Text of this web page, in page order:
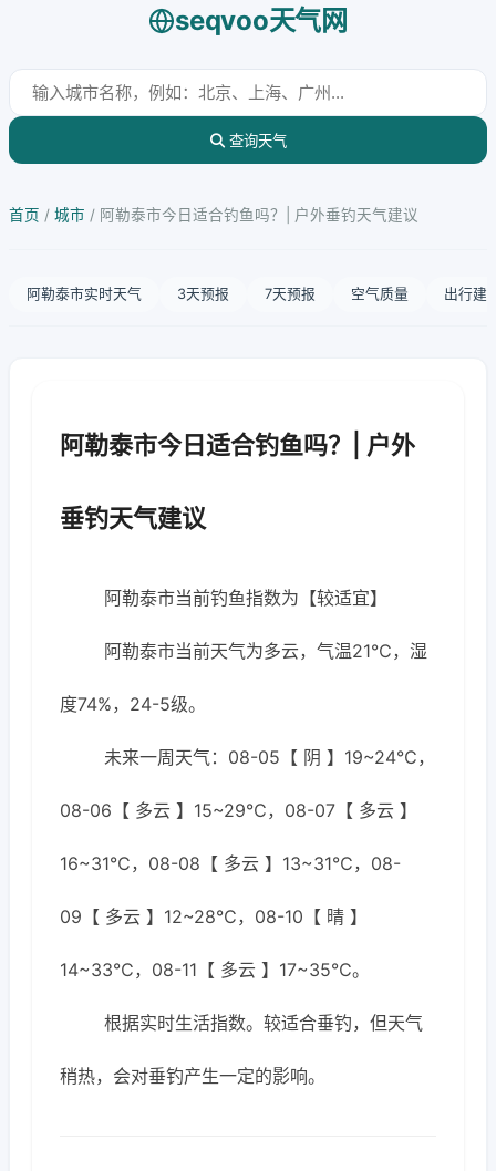
seqvoo天气网
查询天气
首页 / 城市 / 阿勒泰市今日适合钓鱼吗？| 户外垂钓天气建议
阿勒泰市实时天气 3天预报 7天预报 空气质量 出行建
阿勒泰市今日适合钓鱼吗？| 户外
垂钓天气建议
阿勒泰市当前钓鱼指数为【较适宜】
阿勒泰市当前天气为多云，气温21℃，湿
度74%，24-5级。
未来一周天气：08-05【 阴 】19~24℃，
08-06【 多云 】15~29℃，08-07【 多云 】
16~31℃，08-08【 多云 】13~31℃，08-
09【 多云 】12~28℃，08-10【 晴 】
14~33℃，08-11【 多云 】17~35℃。
根据实时生活指数。较适合垂钓，但天气
稍热，会对垂钓产生一定的影响。